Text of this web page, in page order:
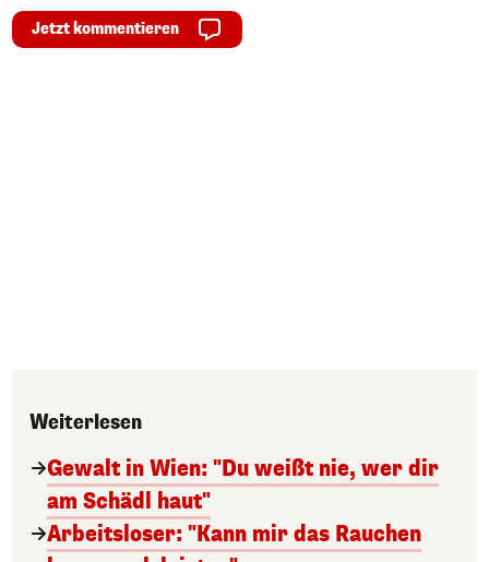
Jetzt kommentieren
Weiterlesen
Gewalt in Wien: "Du weißt nie, wer dir
am Schädl haut"
Arbeitsloser: "Kann mir das Rauchen